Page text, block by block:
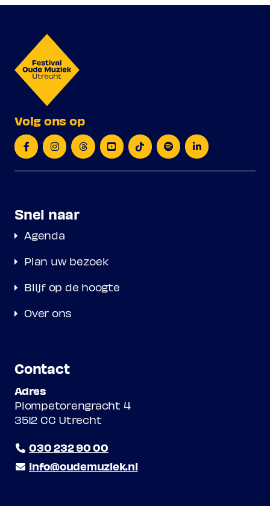
Volg ons op
Snel naar
Agenda
Plan uw bezoek
Blijf op de hoogte
Over ons
Contact
Adres
Plompetorengracht 4
3512 CC Utrecht
030 232 90 00
info@oudemuziek.nl